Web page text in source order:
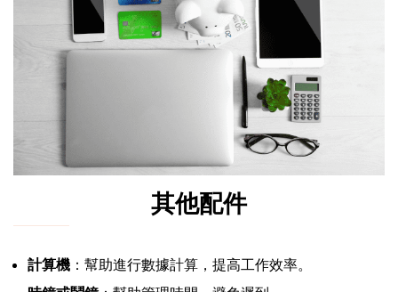
其他配件
計算機 ：幫助進行數據計算，提高工作效率。